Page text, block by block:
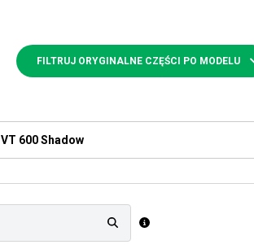
FILTRUJ ORYGINALNE CZĘŚCI PO MODELU
VT 600 Shadow